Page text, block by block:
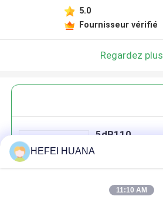
5.0
Fournisseur vérifié
Regardez plus
5dR110
HEFEI HUANA
11:10 AM